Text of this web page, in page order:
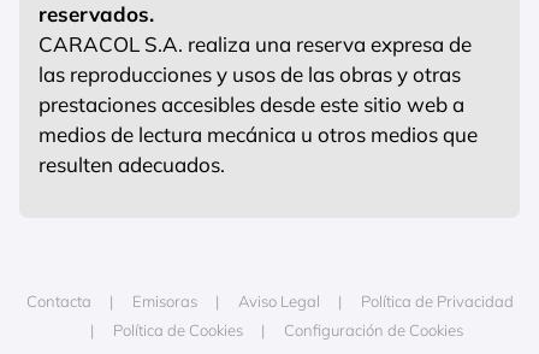
reservados.
CARACOL S.A. realiza una reserva expresa de
las reproducciones y usos de las obras y otras
prestaciones accesibles desde este sitio web a
medios de lectura mecánica u otros medios que
resulten adecuados.
Contacta Emisoras Aviso Legal
Política de Privacidad
Política de Cookies
Configuración de Cookies